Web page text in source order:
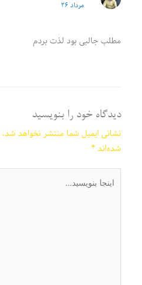
مرداد ۲۶
مطلب جالبی بود لذت بردم
دیدگاه‌ خود را بنویسید
نشانی ایمیل شما منتشر نخواهد شد.
شده‌اند*
بنویسید…